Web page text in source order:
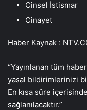
Cinsel İstismar
Cinayet
Haber Kaynak :
“Yayınlanan tüm
yasal bildirimlerinizi
En kısa süre
sağlanılacaktır.”